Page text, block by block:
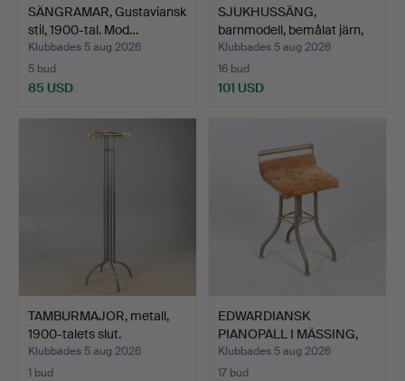
SÄNGRAMAR, Gustaviansk
stil, 1900-tal. Mod…
Klubbades 5 aug 2026
5 bud
85 USD
SJUKHUSSÄNG,
barnmodell, bemålat järn,
190…
Klubbades 5 aug 2026
16 bud
101 USD
TAMBURMAJOR, metall,
1900-talets slut.
Klubbades 5 aug 2026
1 bud
EDWARDIANSK
PIANOPALL I MÄSSING,
SNURRBAR.
Klubbades 5 aug 2026
17 bud